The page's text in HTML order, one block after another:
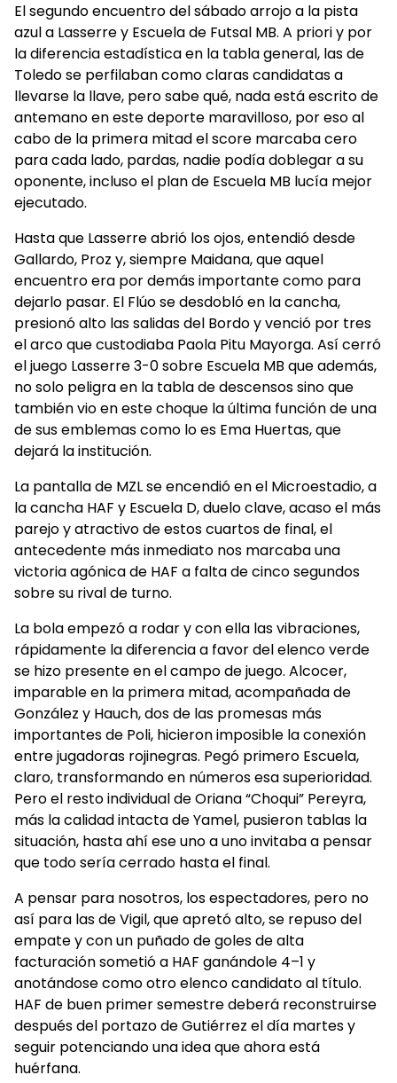
El segundo encuentro del sábado arrojo a la pista
azul a Lasserre y Escuela de Futsal MB. A priori y por
la diferencia estadística en la tabla general, las de
Toledo se perfilaban como claras candidatas a
llevarse la llave, pero sabe qué, nada está escrito de
antemano en este deporte maravilloso, por eso al
cabo de la primera mitad el score marcaba cero
para cada lado, pardas, nadie podía doblegar a su
oponente, incluso el plan de Escuela MB lucía mejor
ejecutado.
Hasta que Lasserre abrió los ojos, entendió desde
Gallardo, Proz y, siempre Maidana, que aquel
encuentro era por demás importante como para
dejarlo pasar. El Flúo se desdobló en la cancha,
presionó alto las salidas del Bordo y venció por tres
el arco que custodiaba Paola Pitu Mayorga. Así cerró
el juego Lasserre 3-0 sobre Escuela MB que además,
no solo peligra en la tabla de descensos sino que
también vio en este choque la última función de una
de sus emblemas como lo es Ema Huertas, que
dejará la institución.
La pantalla de MZL se encendió en el Microestadio, a
la cancha HAF y Escuela D, duelo clave, acaso el más
parejo y atractivo de estos cuartos de final, el
antecedente más inmediato nos marcaba una
victoria agónica de HAF a falta de cinco segundos
sobre su rival de turno.
La bola empezó a rodar y con ella las vibraciones,
rápidamente la diferencia a favor del elenco verde
se hizo presente en el campo de juego. Alcocer,
imparable en la primera mitad, acompañada de
González y Hauch, dos de las promesas más
importantes de Poli, hicieron imposible la conexión
entre jugadoras rojinegras. Pegó primero Escuela,
claro, transformando en números esa superioridad.
Pero el resto individual de Oriana “Choqui” Pereyra,
más la calidad intacta de Yamel, pusieron tablas la
situación, hasta ahí ese uno a uno invitaba a pensar
que todo sería cerrado hasta el final.
A pensar para nosotros, los espectadores, pero no
así para las de Vigil, que apretó alto, se repuso del
empate y con un puñado de goles de alta
facturación sometió a HAF ganándole 4–1 y
anotándose como otro elenco candidato al título.
HAF de buen primer semestre deberá reconstruirse
después del portazo de Gutiérrez el día martes y
seguir potenciando una idea que ahora está
huérfana.